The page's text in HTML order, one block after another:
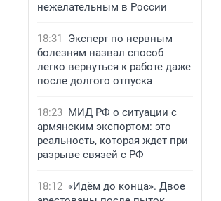
нежелательным в России
18:31
Эксперт по нервным
болезням назвал способ
легко вернуться к работе даже
после долгого отпуска
18:23 МИД РФ о ситуации с
армянским экспортом: это
реальность, которая ждет при
разрыве связей с РФ
18:12 «Идём до конца». Двое